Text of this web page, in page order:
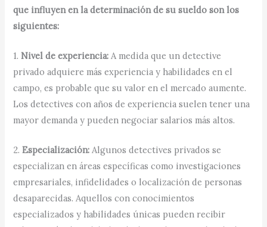
que influyen en la determinación de su sueldo son los
siguientes:
1.Nivel de experiencia: A medida que un detective
privado adquiere más experiencia y habilidades en el
campo, es probable que su valor en el mercado aumente.
Los detectives con años de experiencia suelen tener una
mayor demanda y pueden negociar salarios más altos.
2.Especialización: Algunos detectives privados se
especializan en áreas específicas como investigaciones
empresariales, infidelidades o localización de personas
desaparecidas. Aquellos con conocimientos
especializados y habilidades únicas pueden recibir